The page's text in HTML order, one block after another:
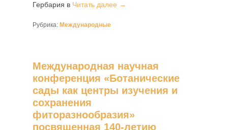
Гербария в Читать далее →
Рубрика: Международные
Международная научная
конференция «Ботанические
сады как центры изучения и
сохранения
фиторазнообразия»
посвященная 140-летию